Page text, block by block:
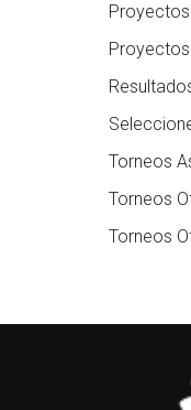
Torneos
Torneos
Torneos